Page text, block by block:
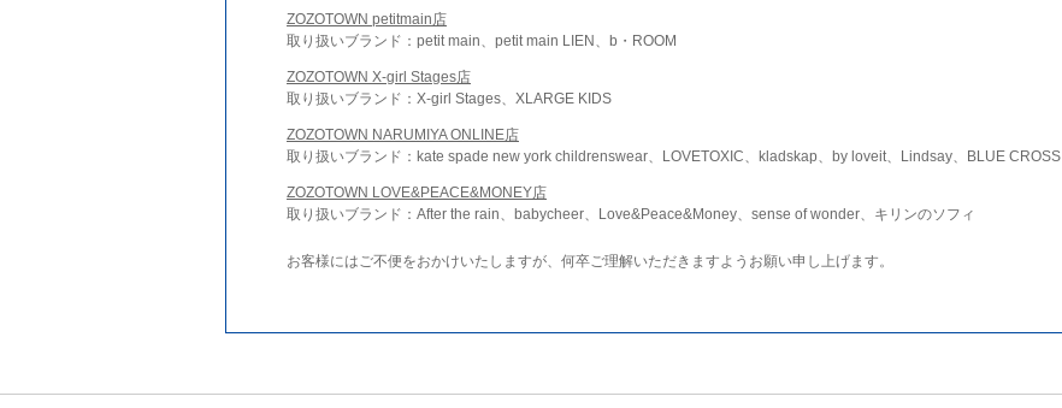
ZOZOTOWN petitmain店
取り扱いブランド：petit main、petit main LIEN、b・ROOM
ZOZOTOWN X-girl Stages店
取り扱いブランド：X-girl Stages、XLARGE KIDS
ZOZOTOWN NARUMIYA ONLINE店
取り扱いブランド：kate spade new york childrenswear、LOVETOXIC、kladskap、by loveit、Lindsay、BLUE CROSS
ZOZOTOWN LOVE&PEACE&MONEY店
取り扱いブランド：After the rain、babycheer、Love&Peace&Money、sense of wonder、キリンのソフィ
お客様にはご不便をおかけいたしますが、何卒ご理解いただきますようお願い申し上げます。